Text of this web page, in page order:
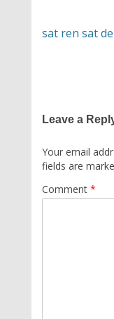
sat ren sat
Leave a
Your email
fields are
Comment *